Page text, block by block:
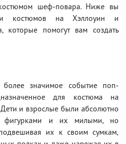
шеф-повара. Ниже вы
костюмов на Хэллоуин и
которые помогут вам создать
значимое событие поп-
для костюма на
и взрослые были абсолютно
фигурками и их милыми, но
их к своим сумкам,